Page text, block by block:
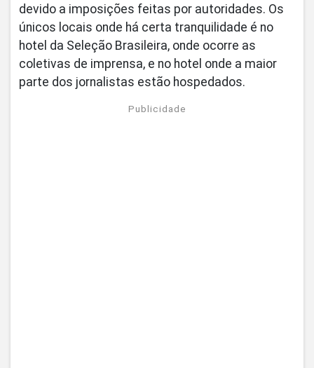
devido a imposições feitas por autoridades. Os
únicos locais onde há certa tranquilidade é no
hotel da Seleção Brasileira, onde ocorre as
coletivas de imprensa, e no hotel onde a maior
parte dos jornalistas estão hospedados.
Publicidade